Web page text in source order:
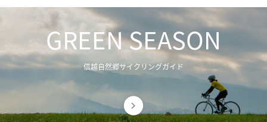
GREEN SEASON
信越自然郷サイクリングガイド